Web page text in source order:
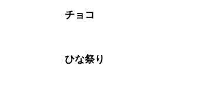
チョコ
ひな祭り